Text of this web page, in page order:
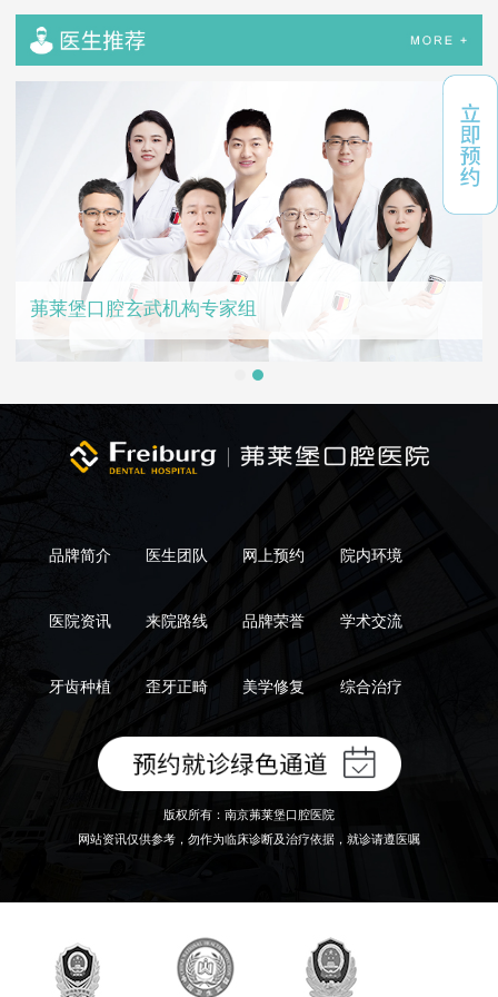
茀莱堡口腔玄武机构专家组
品牌简介 医生团队 网上预约 院内环境
医院资讯 来院路线 品牌荣誉 学术交流
牙齿种植 歪牙正畸 美学修复 综合治疗
版权所有：南京茀莱堡口腔医院
网站资讯仅供参考，勿作为临床诊断及治疗依据，就诊请遵医嘱